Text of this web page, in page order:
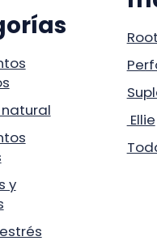
y
Ellie